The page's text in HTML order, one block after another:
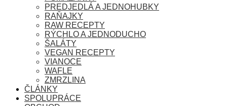
PREDJEDLÁ A JEDNOHUBKY
RAŇAJKY
RAW RECEPTY
RÝCHLO A JEDNODUCHO
ŠALÁTY
VEGAN RECEPTY
VIANOCE
WAFLE
ZMRZLINA
ČLÁNKY
SPOLUPRÁCE